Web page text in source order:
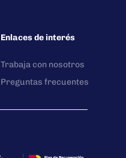
Enlaces de interés
Trabaja con nosotros
Preguntas frecuentes